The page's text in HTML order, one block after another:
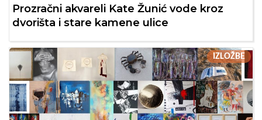
Prozračni akvareli Kate Žunić vode kroz
dvorišta i stare kamene ulice
IZLOŽBE